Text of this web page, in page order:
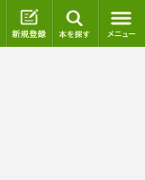
ログイン 新規登録